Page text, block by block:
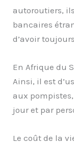
autoroutiers,
bancaires
d’avoir toujours
En Afrique du
Ainsi, il est
aux
jour et par
Le coût de la